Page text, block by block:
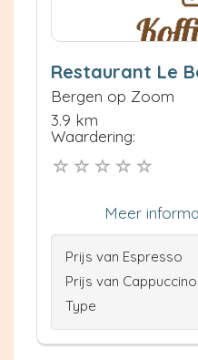
Restaurant Le
Bergen op Zoom
3.9 km
Waardering:
Meer
Prijs van Espresso
Prijs van Cappuccino
Type